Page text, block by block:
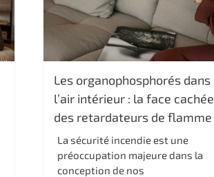
Les organophosphorés dans
l’air intérieur : la face cachée
des retardateurs de flamme
La sécurité incendie est une
préoccupation majeure dans la
conception de nos